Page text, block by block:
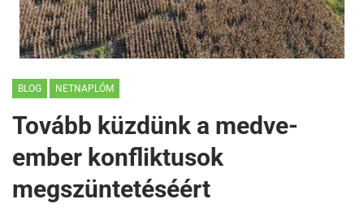
BLOG NETNAPLÓM
Tovább küzdünk a medve-
ember konfliktusok
megszüntetéséért